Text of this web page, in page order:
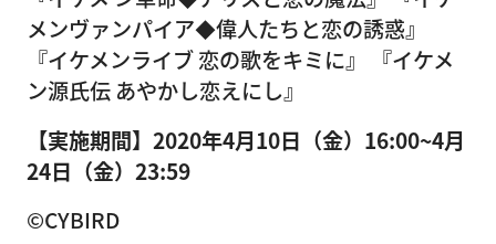
メンヴァンパイア◆偉人たちと恋の誘惑』
『イケメンライブ 恋の歌をキミに』 『イケメ
ン源氏伝 あやかし恋えにし』
【実施期間】2020年4月10日（金）16:00~4月
24日（金）23:59
©CYBIRD